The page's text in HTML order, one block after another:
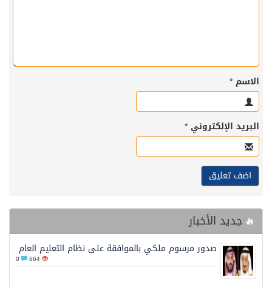
الاسم*
البريد الإلكتروني*
جديد الأخبار
صدور مرسوم ملكي بالموافقة على نظام التعليم العام
664